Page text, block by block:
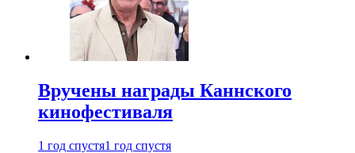
Вручены награды Каннского
кинофестиваля
1 год спустя1 год спустя